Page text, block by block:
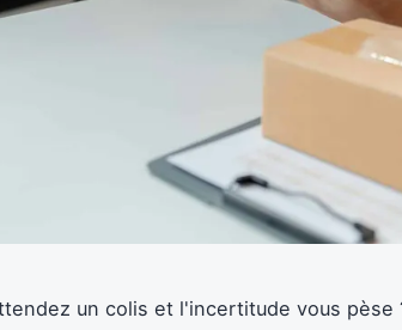
un colis et l'incertitude vous pèse